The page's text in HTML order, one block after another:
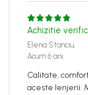
Achizitie
Elena Stanciu,
Acum 6 ani
Calitate,
aceste lenjerii.